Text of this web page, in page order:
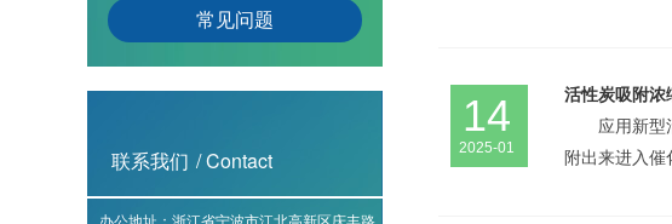
常见问题
联系我们 / Contact
14
2025-01
活性炭吸附浓
应用新型活
附出来进入催